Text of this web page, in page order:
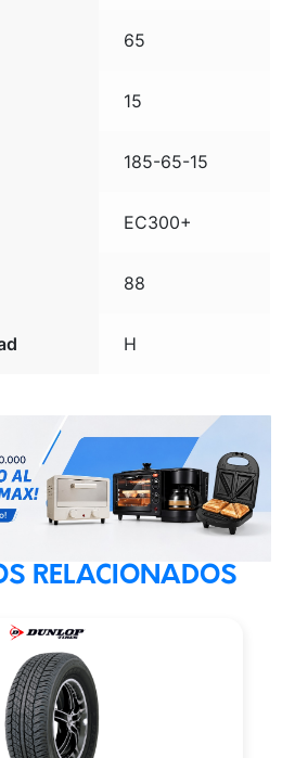
65
15
185-65-15
EC300+
88
H
RELACIONADOS